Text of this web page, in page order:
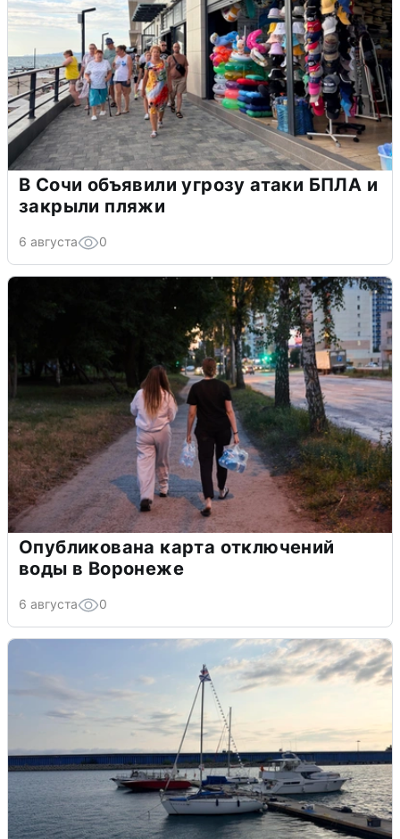
В Сочи объявили угрозу атаки БПЛА и
закрыли пляжи
6 августа 0
Опубликована карта отключений
воды в Воронеже
6 августа 0